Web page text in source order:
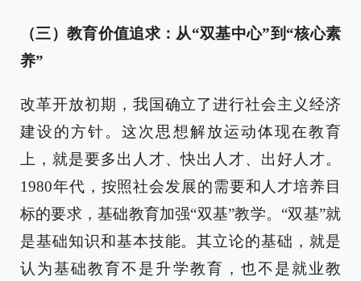
（三）教育价值追求：从“双基中心”到“核心素
养”
改革开放初期，我国确立了进行社会主义经济
建设的方针。这次思想解放运动体现在教育
上，就是要多出人才、快出人才、出好人才。
1980年代，按照社会发展的需要和人才培养目
标的要求，基础教育加强“双基”教学。“双基”就
是基础知识和基本技能。其立论的基础，就是
认为基础教育不是升学教育，也不是就业教